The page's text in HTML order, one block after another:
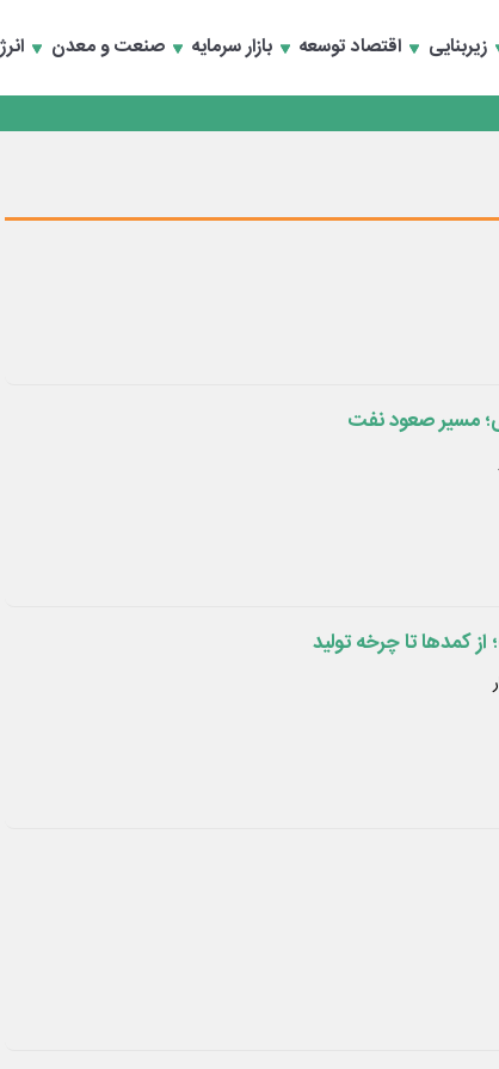
زیربنایی اقتصاد توسعه بازار سرمایه صنعت و معدن
مالی
تجارت و همگرایی منطقه‌ای
مالی
مسیر صعود نفت